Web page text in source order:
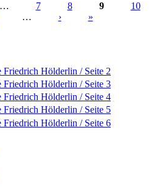
… 7 8 9
10
… ›
»
Friedrich Hölderlin / Seite 2
Friedrich Hölderlin / Seite 3
Friedrich Hölderlin / Seite 4
Friedrich Hölderlin / Seite 5
Friedrich Hölderlin / Seite 6